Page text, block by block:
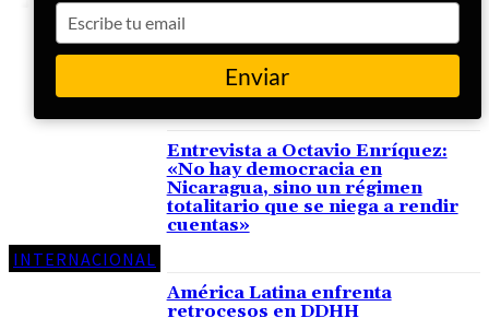
ETIQUETA
Nicaragua
INTERNACIONAL
Entrevista a Octavio Enríquez:
«No hay democracia en
Nicaragua, sino un régimen
totalitario que se niega a rendir
cuentas»
América Latina enfrenta
retrocesos en DDHH
name
your
email
Enviar